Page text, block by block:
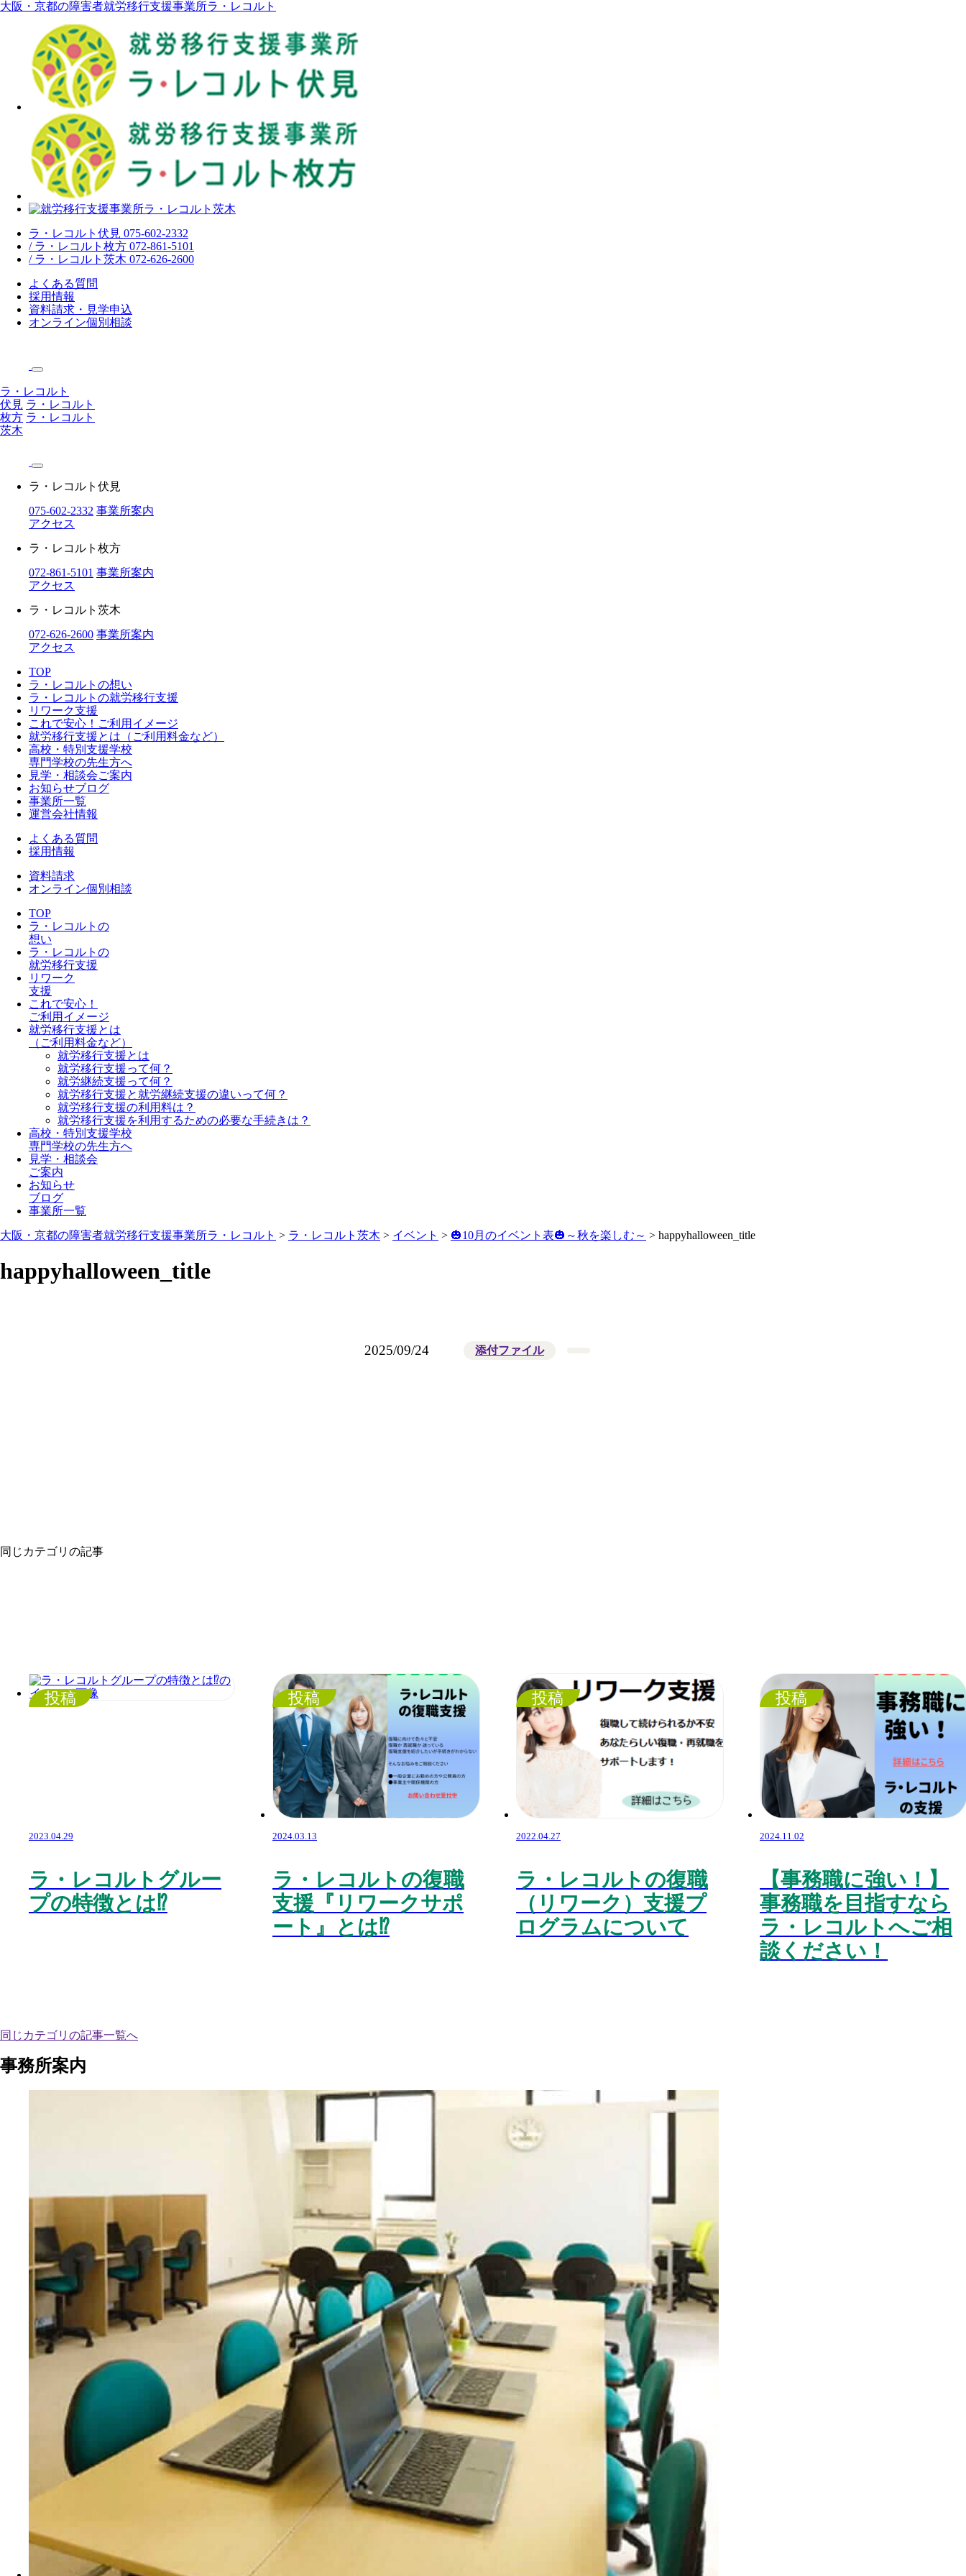
大阪・京都の障害者就労移行支援事業所ラ・レコルト
ラ・レコルト伏見 075-602-2332
/ ラ・レコルト枚方 072-861-5101
/ ラ・レコルト茨木 072-626-2600
よくある質問
採用情報
資料請求・見学申込
オンライン個別相談
ラ・レコルト
伏見 ラ・レコルト
枚方 ラ・レコルト
茨木
ラ・レコルト伏見
075-602-2332 事業所案内
アクセス
ラ・レコルト枚方
072-861-5101 事業所案内
アクセス
ラ・レコルト茨木
072-626-2600 事業所案内
アクセス
TOP
ラ・レコルトの想い
ラ・レコルトの就労移行支援
リワーク支援
これで安心！ご利用イメージ
就労移行支援とは（ご利用料金など）
高校・特別支援学校
専門学校の先生方へ
見学・相談会ご案内
お知らせブログ
事業所一覧
運営会社情報
よくある質問
採用情報
資料請求
オンライン個別相談
TOP
ラ・レコルトの
想い
ラ・レコルトの
就労移行支援
リワーク
支援
これで安心！
ご利用イメージ
就労移行支援とは
（ご利用料金など）
就労移行支援とは
就労移行支援って何？
就労継続支援って何？
就労移行支援と就労継続支援の違いって何？
就労移行支援の利用料は？
就労移行支援を利用するための必要な手続きは？
高校・特別支援学校
専門学校の先生方へ
見学・相談会
ご案内
お知らせ
ブログ
事業所一覧
大阪・京都の障害者就労移行支援事業所ラ・レコルト > ラ・レコルト茨木 > イベント > 🎃10月のイベント表🎃～秋を楽しむ～ > happyhalloween_title
happyhalloween_title
2025/09/24 添付ファイル
同じカテゴリの記事
投稿
2023.04.29
ラ・レコルトグルー
プの特徴とは⁉️
投稿
2024.03.13
ラ・レコルトの復職
支援『リワークサポ
ート』とは⁉️
投稿
2022.04.27
ラ・レコルトの復職
（リワーク）支援プ
ログラムについて
投稿
2024.11.02
【事務職に強い！】
事務職を目指すなら
ラ・レコルトへご相
談ください！
同じカテゴリの記事⼀覧へ
事務所案内